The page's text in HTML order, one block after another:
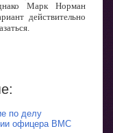
Марк Норман
действительно
по делу
офицера ВМС